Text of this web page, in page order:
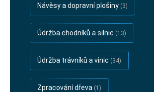
Návěsy a dopravní plošiny (3)
Údržba chodníků a silnic (13)
Údržba trávníků a vinic (34)
Zpracování dřeva (1)